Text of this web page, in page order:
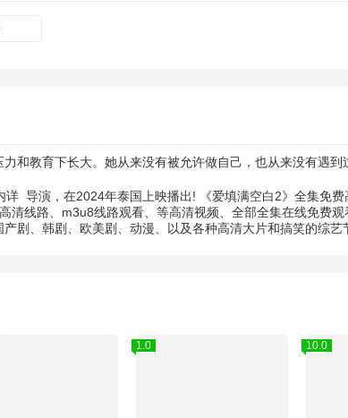
和教育下长大。她从来没有被允许做自己，也从来没有遇
详 导演，在2024年泰国上映播出! 《爱填满空白2》全集免
清线路、m3u8线路观看、等高清视频、全部全集在线免费
剧、韩剧、欧美剧、动漫、以及各种高清大片和搞笑的综艺
1.0 10.0